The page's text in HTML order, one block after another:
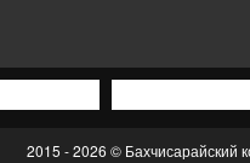
2015 - 2026 © Бахчисарайский